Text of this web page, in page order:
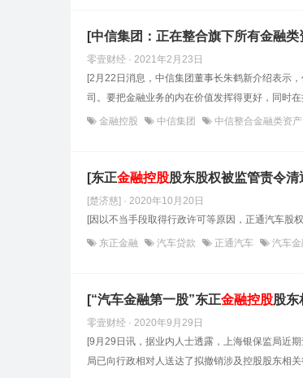
[中信集团：正在整合旗下所有金融类
零壹财经 · 2021年2月23日
[2月22日消息，中信集团董事长朱鹤新介绍表示
司。要把金融业务的内在价值发挥得更好，同时
金融控股 中信集团 中信整合金融类资产
[东正金融控股股东股权被监管责令
[楚济慈] · 2020年10月20日
[因以不当手段取得行政许可等原因，正通汽车股
东正金融 汽车贷款 正通汽车 汽车金
[“汽车金融第一股”东正金融控股股东
零壹财经 · 2020年9月29日
[9月29日讯，据业内人士透露，上海银保监局近
局已向行政相对人送达了拟撤销涉及控股股东相